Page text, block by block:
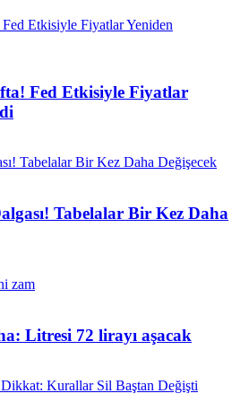
Fed Etkisiyle Fiyatlar
Tabelalar Bir Kez Daha
Litresi 72 lirayı aşacak